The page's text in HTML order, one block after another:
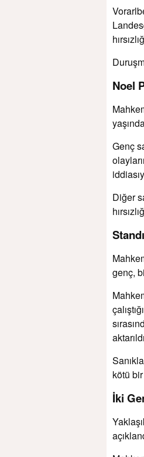
Noel
Genç
Diğer
genç,
kötü
İki